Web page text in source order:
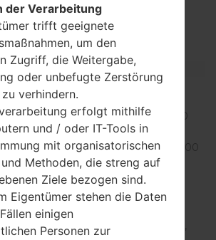
1GB
4GB
microSD, zu 32 GB
(dedizierter Slot)
und Daten
SIM-
1 Mini SIM
GSM 850/900/1800/1900
MHz
UMTS 850/1700/1900/2100
MHz
LTE 800/1700/2100
-
GPRS, EDGE, UMTS,
HSDPA, HSUPA, HSPA+,
der Verarbeitung
trifft geeignete
um den
Zugriff, die Weitergabe,
oder unbefugte Zerstörung
verhindern.
erfolgt mithilfe
und / oder IT-Tools in
mit organisatorischen
Methoden, die streng auf
Ziele bezogen sind.
Eigentümer stehen die Daten
einigen
Personen zur